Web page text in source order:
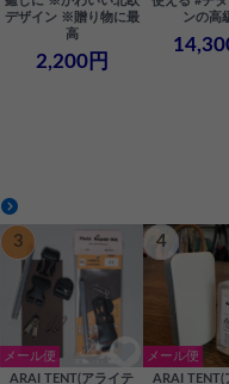
デザイン ※贈り物に最
高
2,200円
ンの高
3
メール便
ARAI TENT(アライテ
4
メール便
ARAI TENT(